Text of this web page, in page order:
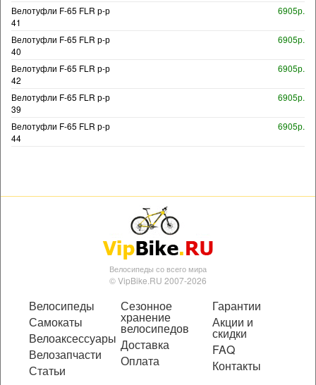
Велотуфли F-65 FLR р-р
41
6905р.
Велотуфли F-65 FLR р-р
40
6905р.
Велотуфли F-65 FLR р-р
42
6905р.
Велотуфли F-65 FLR р-р
39
6905р.
Велотуфли F-65 FLR р-р
44
6905р.
Велосипеды со всего мира
© VipBike.RU 2007-2026
Велосипеды
Самокаты
Велоаксессуары
Велозапчасти
Статьи
Сезонное
хранение
велосипедов
Доставка
Оплата
Гарантии
Акции и
скидки
FAQ
Контакты